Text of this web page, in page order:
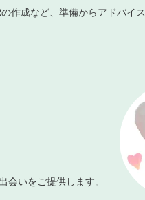
作成など、準備からアドバイ
会いをご提供します。